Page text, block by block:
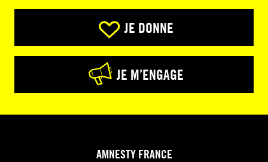
JE DONNE
JE M’ENGAGE
AMNESTY FRANCE